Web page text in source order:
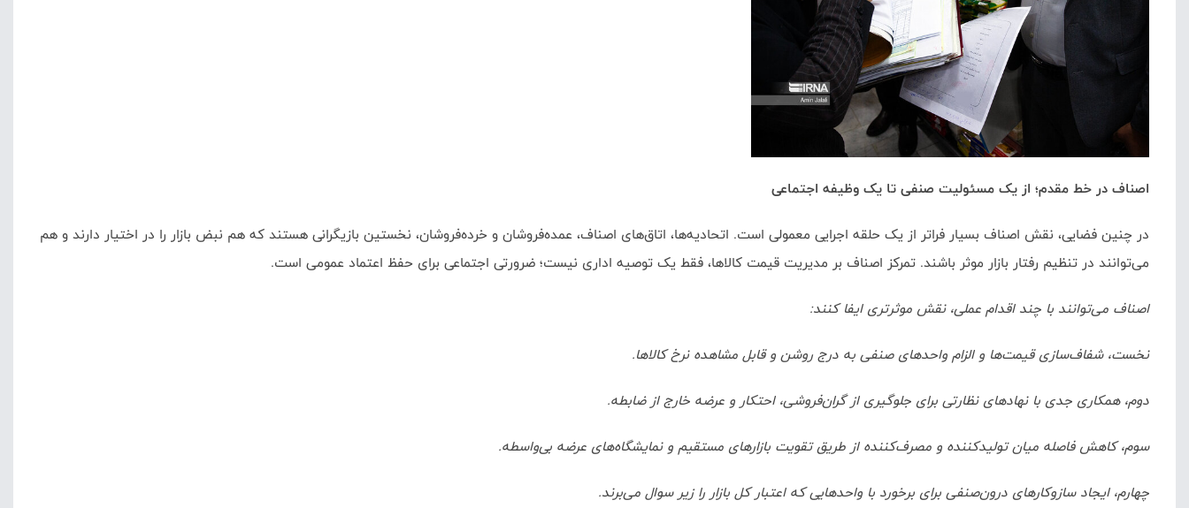
اصناف در خط مقدم؛ از یک مسئولیت صنفی تا یک وظیفه اجتماعی
در چنین فضایی، نقش اصناف بسیار فراتر از یک حلقه اجرایی معمولی است. اتحادیه‌ها، اتاق‌های اصناف، عمده‌فروشان و خرده‌فروشان، نخستین بازیگرانی هستند که هم نبض بازار را در اختیار دارند و هم
می‌توانند در تنظیم رفتار بازار موثر باشند. تمرکز اصناف بر مدیریت قیمت کالاها، فقط یک توصیه اداری نیست؛ ضرورتی اجتماعی برای حفظ اعتماد عمومی است.
اصناف می‌توانند با چند اقدام عملی، نقش موثرتری ایفا کنند:
نخست، شفاف‌سازی قیمت‌ها و الزام واحدهای صنفی به درج روشن و قابل مشاهده نرخ کالاها.
دوم، همکاری جدی با نهادهای نظارتی برای جلوگیری از گران‌فروشی، احتکار و عرضه خارج از ضابطه.
سوم، کاهش فاصله میان تولیدکننده و مصرف‌کننده از طریق تقویت بازارهای مستقیم و نمایشگاه‌های عرضه بی‌واسطه.
چهارم، ایجاد سازوکارهای درون‌صنفی برای برخورد با واحدهایی که اعتبار کل بازار را زیر سوال می‌برند.